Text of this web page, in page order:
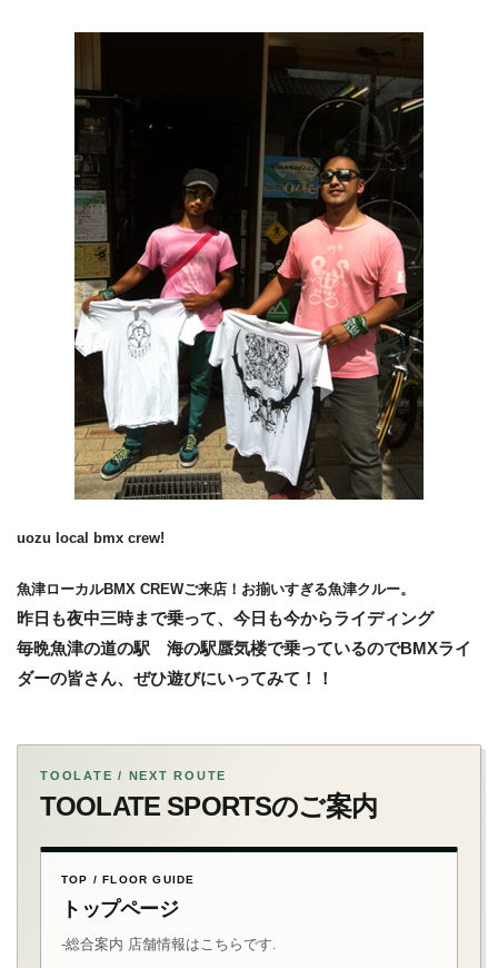
uozu local bmx crew!
魚津ローカルBMX CREWご来店！お揃いすぎる魚津クルー。
昨日も夜中三時まで乗って、今日も今からライディング
毎晩魚津の道の駅 海の駅蜃気楼で乗っているのでBMXライ
ダーの皆さん、ぜひ遊びにいってみて！！
TOOLATE / NEXT ROUTE
TOOLATE SPORTSのご案内
TOP / FLOOR GUIDE
トップページ
-総合案内 店舗情報はこちらです.